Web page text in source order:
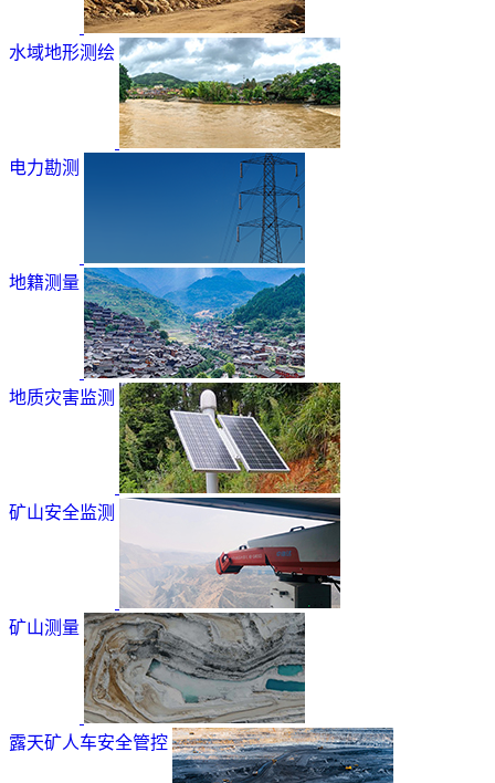
水域地形测绘
电力勘测
地籍测量
地质灾害监测
矿山安全监测
矿山测量
露天矿人车安全管控